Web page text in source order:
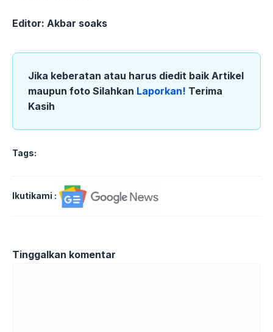
Editor: Akbar soaks
Jika keberatan atau harus diedit baik Artikel
maupun foto Silahkan Laporkan! Terima
Kasih
Tags:
Ikutikami :
Tinggalkan komentar